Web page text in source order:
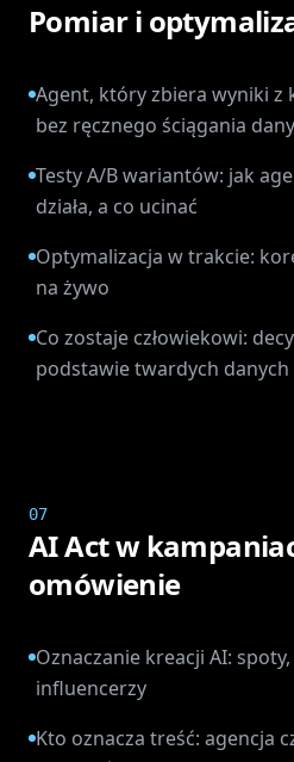
Pomiar i
Agent, który zbiera wyniki z
bez ręcznego ściągania
Testy A/B wariantów: jak
działa, a co ucinać
Optymalizacja w trakcie:
na żywo
Co zostaje człowiekowi:
podstawie twardych danych
07
AI Act w
omówienie
Oznaczanie kreacji AI:
influencerzy
Kto oznacza treść: agencja